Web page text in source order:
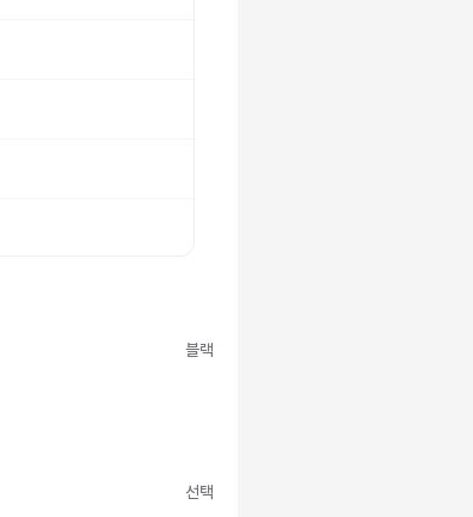
블랙
선택